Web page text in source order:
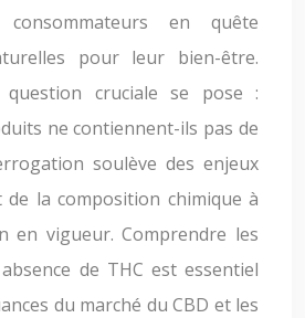
consommateurs en quête
pour leur bien-être.
question cruciale se pose :
ne contiennent-ils pas de
soulève des enjeux
de la composition chimique à
en vigueur. Comprendre les
de THC est essentiel
du marché du CBD et les